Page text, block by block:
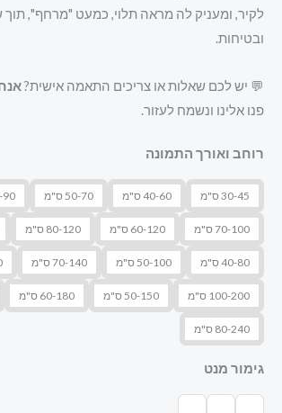
לקיר, ומעניק לה מראה תלוי, כמעט "מרחף", תוך
ובטיחות.
💬 יש לכם שאלות או צריכים התאמה אישית?
פנו אלינו ונשמח לעזור.
רוחב ואורך התמונה
30-45 ס"מ 40-60 ס"מ 50-70 ס"מ 60-
70-100 ס"מ 60-120 ס"מ 80-120 ס"מ
40-80 ס"מ 50-100 ס"מ 70-140 ס"מ
100-200 ס"מ 50-150 ס"מ 60-180 ס"מ
80-240 ס"מ
גימור מנט